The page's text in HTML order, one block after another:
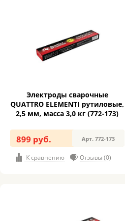
Электроды сварочные
QUATTRO ELEMENTI рутиловые,
2,5 мм, масса 3,0 кг (772-173)
899 руб. Арт. 772-173
К сравнению Отзывы (0)